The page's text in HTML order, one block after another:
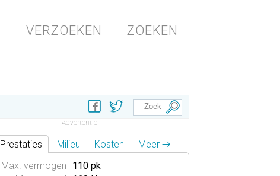
VERZOEKEN ZOEKEN
Prestaties Milieu Kosten
Meer →
Max. vermogen
110 pk